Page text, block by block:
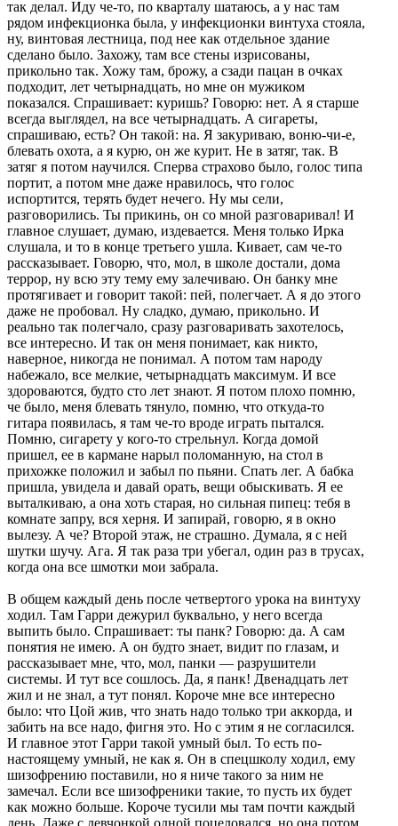
так делал. Иду че-то, по кварталу шатаюсь, а у нас там
рядом инфекционка была, у инфекционки винтуха стояла,
ну, винтовая лестница, под нее как отдельное здание
сделано было. Захожу, там все стены изрисованы,
прикольно так. Хожу там, брожу, а сзади пацан в очках
подходит, лет четырнадцать, но мне он мужиком
показался. Спрашивает: куришь? Говорю: нет. А я старше
всегда выглядел, на все четырнадцать. А сигареты,
спрашиваю, есть? Он такой: на. Я закуриваю, воню-чи-е,
блевать охота, а я курю, он же курит. Не в затяг, так. В
затяг я потом научился. Сперва страхово было, голос типа
портит, а потом мне даже нравилось, что голос
испортится, терять будет нечего. Ну мы сели,
разговорились. Ты прикинь, он со мной разговаривал! И
главное слушает, думаю, издевается. Меня только Ирка
слушала, и то в конце третьего ушла. Кивает, сам че-то
рассказывает. Говорю, что, мол, в школе достали, дома
террор, ну всю эту тему ему залечиваю. Он банку мне
протягивает и говорит такой: пей, полегчает. А я до этого
даже не пробовал. Ну сладко, думаю, прикольно. И
реально так полегчало, сразу разговаривать захотелось,
все интересно. И так он меня понимает, как никто,
наверное, никогда не понимал. А потом там народу
набежало, все мелкие, четырнадцать максимум. И все
здороваются, будто сто лет знают. Я потом плохо помню,
че было, меня блевать тянуло, помню, что откуда-то
гитара появилась, я там че-то вроде играть пытался.
Помню, сигарету у кого-то стрельнул. Когда домой
пришел, ее в кармане нарыл поломанную, на стол в
прихожке положил и забыл по пьяни. Спать лег. А бабка
пришла, увидела и давай орать, вещи обыскивать. Я ее
выталкиваю, а она хоть старая, но сильная пипец: тебя в
комнате запру, вся херня. И запирай, говорю, я в окно
вылезу. А че? Второй этаж, не страшно. Думала, я с ней
шутки шучу. Ага. Я так раза три убегал, один раз в трусах,
когда она все шмотки мои забрала.
В общем каждый день после четвертого урока на винтуху
ходил. Там Гарри дежурил буквально, у него всегда
выпить было. Спрашивает: ты панк? Говорю: да. А сам
понятия не имею. А он будто знает, видит по глазам, и
рассказывает мне, что, мол, панки — разрушители
системы. И тут все сошлось. Да, я панк! Двенадцать лет
жил и не знал, а тут понял. Короче мне все интересно
было: что Цой жив, что знать надо только три аккорда, и
забить на все надо, фигня это. Но с этим я не согласился.
И главное этот Гарри такой умный был. То есть по-
настоящему умный, не как я. Он в спецшколу ходил, ему
шизофрению поставили, но я ниче такого за ним не
замечал. Если все шизофреники такие, то пусть их будет
как можно больше. Короче тусили мы там почти каждый
день. Даже с девчонкой одной поцеловался, но она потом